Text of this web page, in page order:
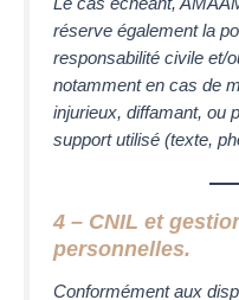
réserve également la
responsabilité civile et/
notamment en cas de
injurieux, diffamant, ou
support utilisé (texte,
4 – CNIL et
personnelles.
Conformément aux